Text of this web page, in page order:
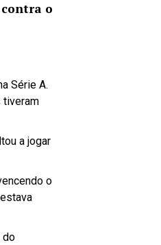
o
Série A.
tiveram
a jogar
o
do